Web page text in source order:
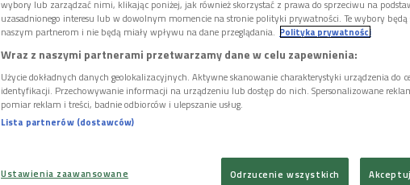
wybory lub zarządzać nimi, klikając poniżej, jak również skorzystać z prawa do sprzeciwu na
uzasadnionego interesu lub w dowolnym momencie na stronie polityki prywatności. Te wybory będą
naszym partnerom i nie będą miały wpływu na dane przeglądania. Polityka prywatności
Wraz z naszymi partnerami przetwarzamy dane w celu zapewnienia:
Użycie dokładnych danych geolokalizacyjnych. Aktywne skanowanie charakterystyki urządzenia do
identyfikacji. Przechowywanie informacji na urządzeniu lub dostęp do nich. Spersonalizowane
pomiar reklam i treści, badnie odbiorców i ulepszanie usług.
Lista partnerów (dostawców)
Ustawienia zaawansowane Odrzucenie wszystkich